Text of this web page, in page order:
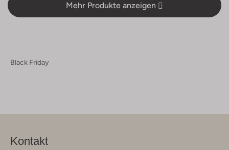
Mehr Produkte anzeigen
Black Friday
Kontakt